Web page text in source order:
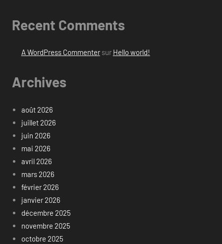
Recent Comments
A WordPress Commentersur Hello world!
Archives
août 2026
juillet 2026
juin 2026
mai 2026
avril 2026
mars 2026
février 2026
janvier 2026
décembre 2025
novembre 2025
octobre 2025